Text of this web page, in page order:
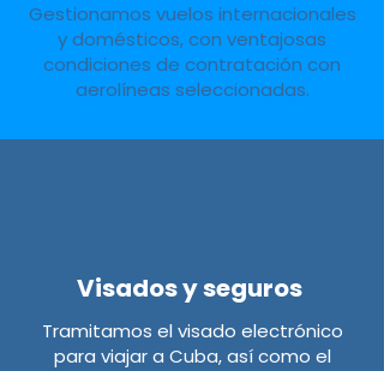
Gestionamos vuelos internacionales
y domésticos, con ventajosas
condiciones de contratación con
aerolíneas seleccionadas.
Visados y seguros
Tramitamos el visado electrónico
para viajar a Cuba, así como el